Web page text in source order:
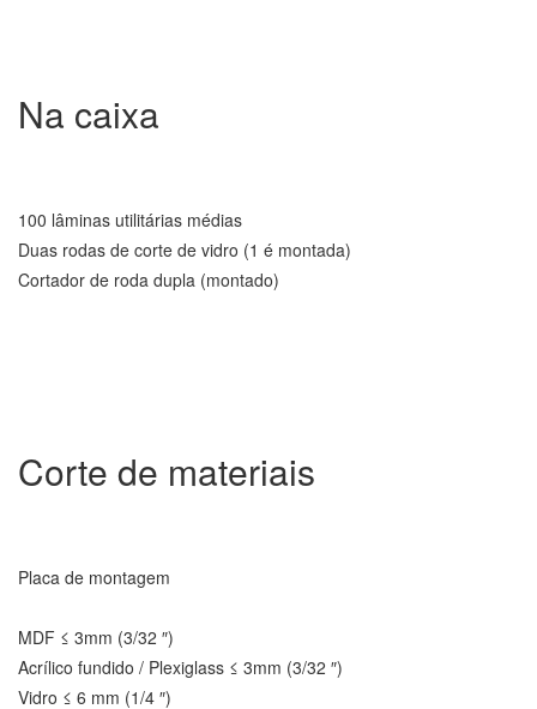
Na caixa
100 lâminas utilitárias médias
Duas rodas de corte de vidro (1 é montada)
Cortador de roda dupla (montado)
Corte de materiais
Placa de montagem
MDF ≤ 3mm (3/32 ″)
Acrílico fundido / Plexiglass ≤ 3mm (3/32 ″)
Vidro ≤ 6 mm (1/4 ″)